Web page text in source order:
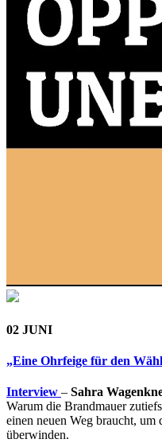
02 JUNI
„Eine Ohrfeige für den
Interview – Sahra
Warum die Brandmauer
einen neuen Weg braucht,
überwinden.